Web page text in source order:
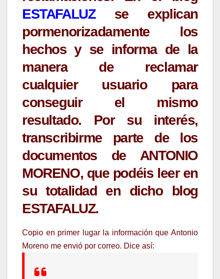
ESTAFALUZ se explican
pormenorizadamente los
hechos y se informa de la
manera de reclamar
cualquier usuario para
conseguir el mismo
resultado. Por su interés,
transcribirme parte de los
documentos de ANTONIO
MORENO, que podéis leer en
su totalidad en dicho blog
ESTAFALUZ.
Copio en primer lugar la información que Antonio
Moreno me envió por correo. Dice así: